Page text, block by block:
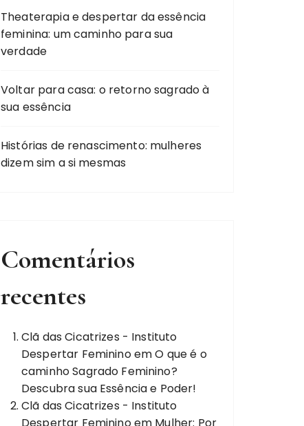
Theaterapia e despertar da essência
feminina: um caminho para sua
verdade
Voltar para casa: o retorno sagrado à
sua essência
Histórias de renascimento: mulheres
dizem sim a si mesmas
Comentários
recentes
Clã das Cicatrizes - Instituto
Despertar FemininoemO que é o
caminho Sagrado Feminino?
Descubra sua Essência e Poder!
Clã das Cicatrizes - Instituto